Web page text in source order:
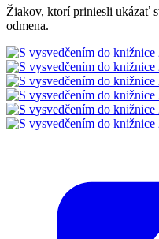
Žiakov, ktorí priniesli ukázať
odmena.